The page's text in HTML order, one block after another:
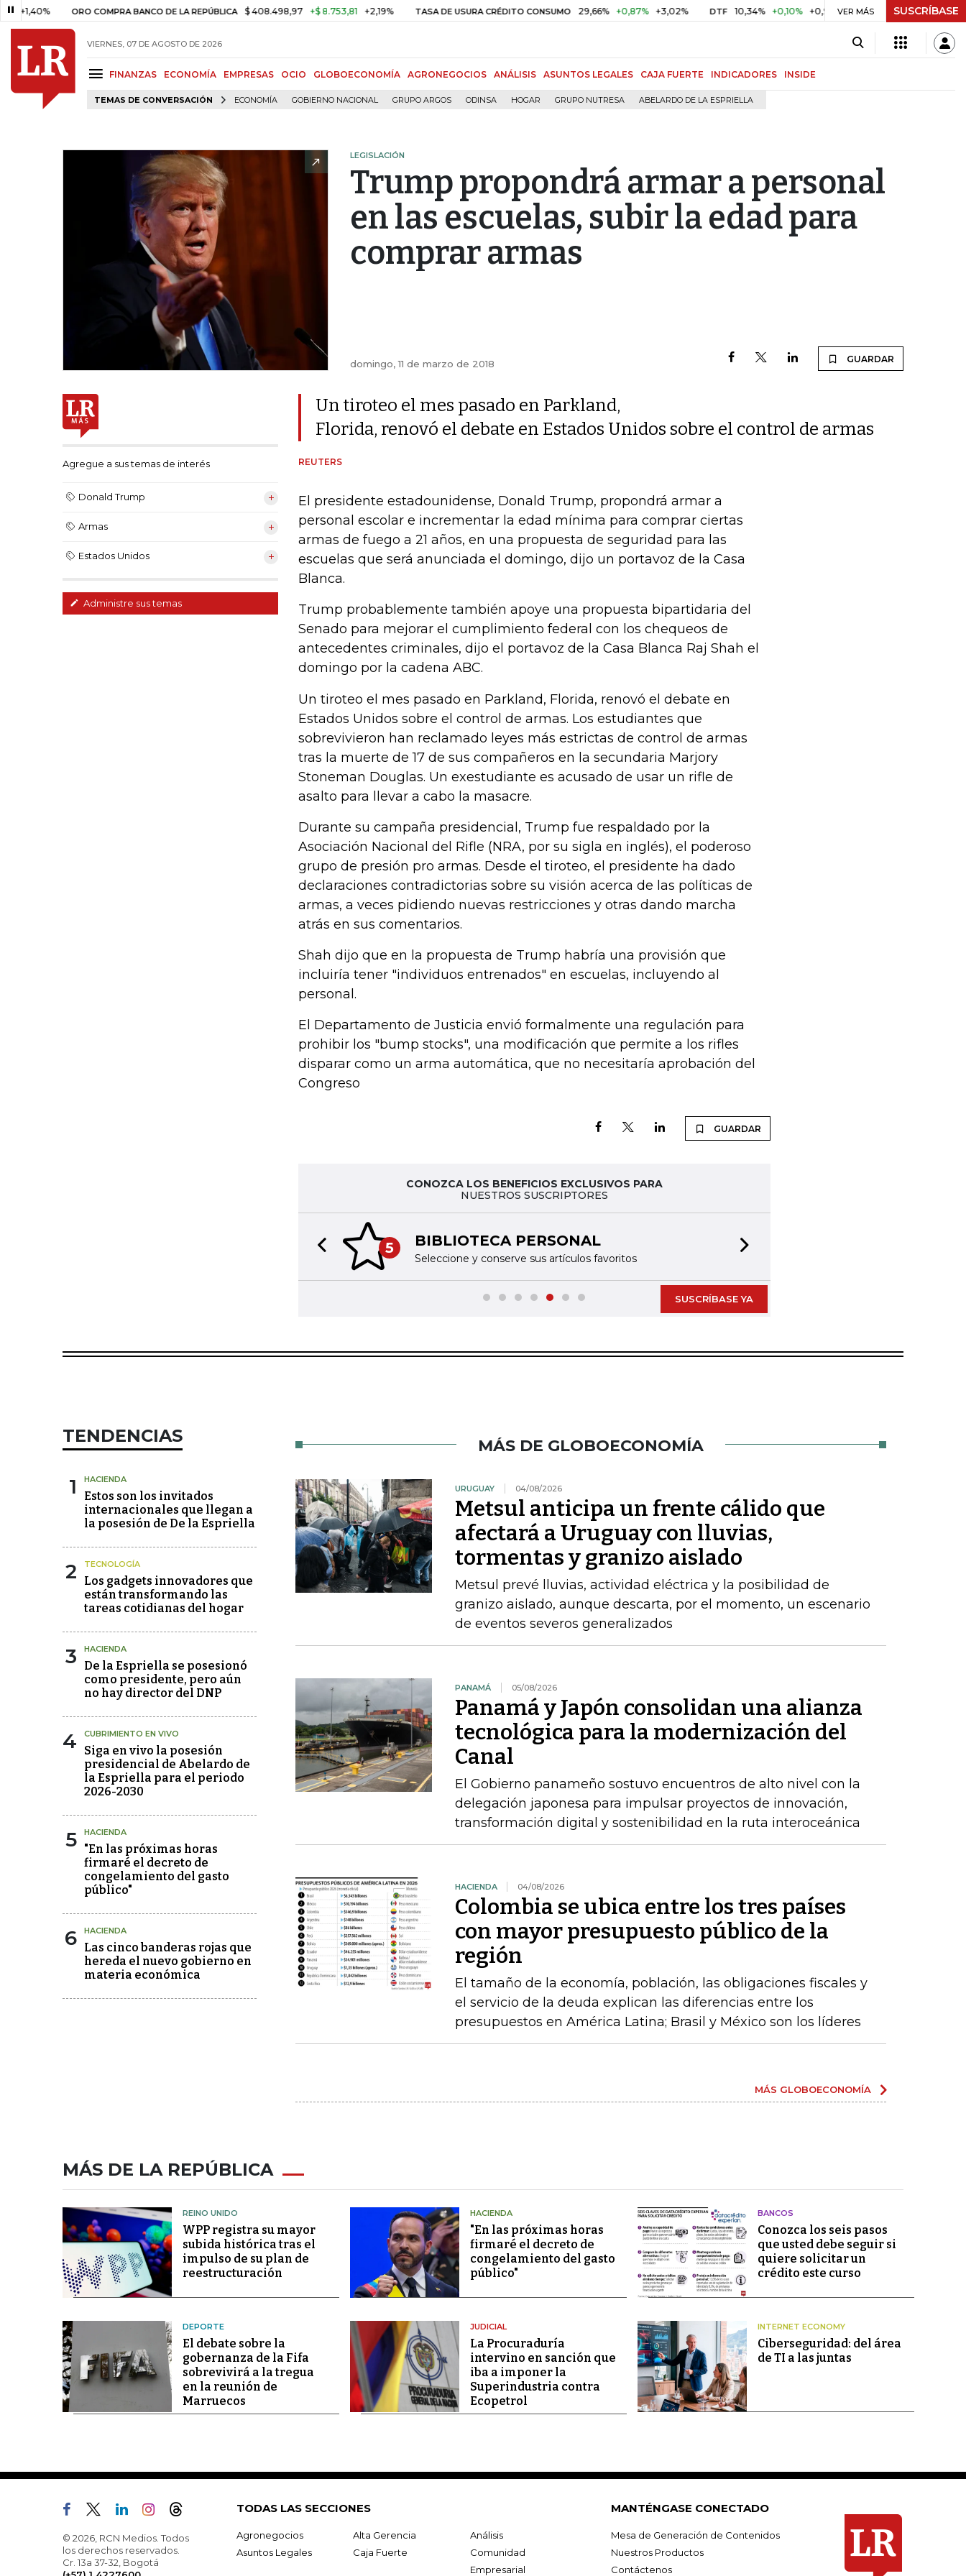
ORO COMPRA BANCO DE LA REPÚBLICA $ 408.498,97 +$ 8.753,81 +2,19% TASA DE USURA CRÉDITO CONSUMO 29,66% +0,87% +3,02% DTF 10,34% +0,10% +0,98% UVR $ 416,91 +$ 0,05 +0,01%
VER MÁS SUSCRÍBASE
VIERNES, 07 DE AGOSTO DE 2026
FINANZAS ECONOMÍA EMPRESAS OCIO GLOBOECONOMÍA AGRONEGOCIOS ANÁLISIS ASUNTOS LEGALES CAJA FUERTE INDICADORES INSIDE
TEMAS DE CONVERSACIÓN ECONOMÍA GOBIERNO NACIONAL GRUPO ARGOS ODINSA HOGAR GRUPO NUTRESA ABELARDO DE LA ESPRIELLA
LEGISLACIÓN
Trump propondrá armar a personal
en las escuelas, subir la edad para
comprar armas
domingo, 11 de marzo de 2018 GUARDAR
Agregue a sus temas de interés
Donald Trump
Armas
Estados Unidos
Administre sus temas
Un tiroteo el mes pasado en Parkland,
Florida, renovó el debate en Estados Unidos sobre el control de armas
REUTERS
El presidente estadounidense, Donald Trump, propondrá armar a
personal escolar e incrementar la edad mínima para comprar ciertas
armas de fuego a 21 años, en una propuesta de seguridad para las
escuelas que será anunciada el domingo, dijo un portavoz de la Casa
Blanca.
Trump probablemente también apoye una propuesta bipartidaria del
Senado para mejorar el cumplimiento federal con los chequeos de
antecedentes criminales, dijo el portavoz de la Casa Blanca Raj Shah el
domingo por la cadena ABC.
Un tiroteo el mes pasado en Parkland, Florida, renovó el debate en
Estados Unidos sobre el control de armas. Los estudiantes que
sobrevivieron han reclamado leyes más estrictas de control de armas
tras la muerte de 17 de sus compañeros en la secundaria Marjory
Stoneman Douglas. Un exestudiante es acusado de usar un rifle de
asalto para llevar a cabo la masacre.
Durante su campaña presidencial, Trump fue respaldado por la
Asociación Nacional del Rifle (NRA, por su sigla en inglés), el poderoso
grupo de presión pro armas. Desde el tiroteo, el presidente ha dado
declaraciones contradictorias sobre su visión acerca de las políticas de
armas, a veces pidiendo nuevas restricciones y otras dando marcha
atrás en sus comentarios.
Shah dijo que en la propuesta de Trump habría una provisión que
incluiría tener "individuos entrenados" en escuelas, incluyendo al
personal.
El Departamento de Justicia envió formalmente una regulación para
prohibir los "bump stocks", una modificación que permite a los rifles
disparar como un arma automática, que no necesitaría aprobación del
Congreso
GUARDAR
CONOZCA LOS BENEFICIOS EXCLUSIVOS PARA
NUESTROS SUSCRIPTORES
5 BIBLIOTECA PERSONAL
Seleccione y conserve sus artículos favoritos
Previous slide
SUSCRÍBASE YA
TENDENCIAS
1 HACIENDA
Estos son los invitados
internacionales que llegan a
la posesión de De la Espriella
2 TECNOLOGÍA
Los gadgets innovadores que
están transformando las
tareas cotidianas del hogar
3 HACIENDA
De la Espriella se posesionó
como presidente, pero aún
no hay director del DNP
4 CUBRIMIENTO EN VIVO
Siga en vivo la posesión
presidencial de Abelardo de
la Espriella para el periodo
2026-2030
5 HACIENDA
"En las próximas horas
firmaré el decreto de
congelamiento del gasto
público"
6 HACIENDA
Las cinco banderas rojas que
hereda el nuevo gobierno en
materia económica
MÁS DE GLOBOECONOMÍA
URUGUAY 04/08/2026
Metsul anticipa un frente cálido que
afectará a Uruguay con lluvias,
tormentas y granizo aislado
Metsul prevé lluvias, actividad eléctrica y la posibilidad de
granizo aislado, aunque descarta, por el momento, un escenario
de eventos severos generalizados
PANAMÁ 05/08/2026
Panamá y Japón consolidan una alianza
tecnológica para la modernización del
Canal
El Gobierno panameño sostuvo encuentros de alto nivel con la
delegación japonesa para impulsar proyectos de innovación,
transformación digital y sostenibilidad en la ruta interoceánica
HACIENDA 04/08/2026
Colombia se ubica entre los tres países
con mayor presupuesto público de la
región
El tamaño de la economía, población, las obligaciones fiscales y
el servicio de la deuda explican las diferencias entre los
presupuestos en América Latina; Brasil y México son los líderes
MÁS GLOBOECONOMÍA
MÁS DE LA REPÚBLICA
REINO UNIDO
WPP registra su mayor
subida histórica tras el
impulso de su plan de
reestructuración
HACIENDA
"En las próximas horas
firmaré el decreto de
congelamiento del gasto
público"
BANCOS
Conozca los seis pasos
que usted debe seguir si
quiere solicitar un
crédito este curso
DEPORTE
El debate sobre la
gobernanza de la Fifa
sobrevivirá a la tregua
en la reunión de
Marruecos
JUDICIAL
La Procuraduría
intervino en sanción que
iba a imponer la
Superindustria contra
Ecopetrol
INTERNET ECONOMY
Ciberseguridad: del área
de TI a las juntas
© 2026, RCN Medios. Todos
los derechos reservados.
Cr. 13a 37-32, Bogotá
TODAS LAS SECCIONES
Agronegocios Alta Gerencia
Análisis
Asuntos Legales
Caja Fuerte
Comunidad
Empresarial
MANTÉNGASE CONECTADO
Mesa de Generación de Contenidos
Nuestros Productos
Contáctenos